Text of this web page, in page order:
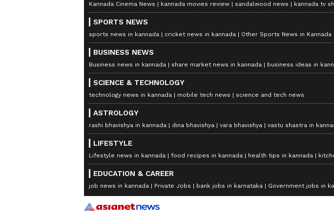
Kannada Cinema News kannada movies review sandalwood news kannada tv
SPORTS NEWS
sports news in kannada cricket news in kannada Other Sports News in Kannada
BUSINESS NEWS
Business news in kannada share market news in kannada business ideas in
SCIENCE & TECHNOLOGY
technology news in kannada mobile tech news science and tech news
ASTROLOGY
rashi bhavishya in kannada dina bhavishya vara bhavishya vastu shastra in
LIFESTYLE
Lifestyle news in kannada food recipes in kannada health tips in kannada
EDUCATION & CAREER
job news in kannada Private Jobs bank jobs in karnataka Government jobs in